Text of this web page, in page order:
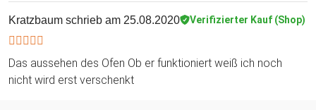
Kratzbaum schrieb am 25.08.2020 Verifizierter Kauf (Shop)
Das aussehen des Ofen Ob er funktioniert weiß ich noch
nicht wird erst verschenkt